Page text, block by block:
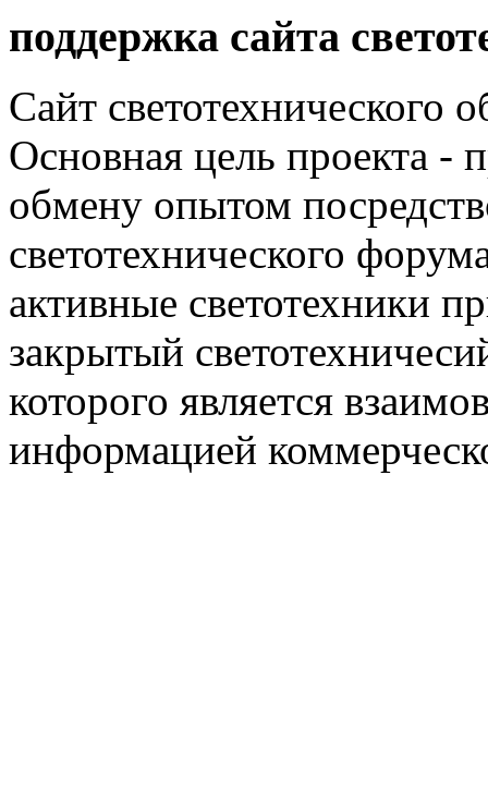
поддержка сайта
Сайт светотехнического
Основная цель проекта -
обмену опытом
светотехнического
активные светотехники
закрытый
которого является
информацией